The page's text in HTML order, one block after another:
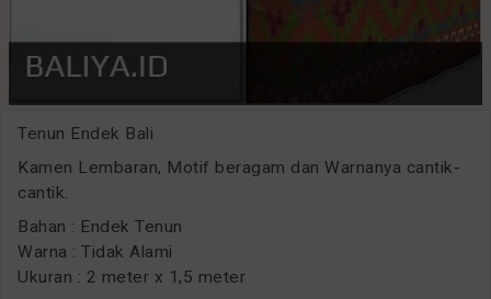
Tenun Endek Bali
Kamen Lembaran, Motif beragam dan Warnanya cantik-
cantik.
Bahan : Endek Tenun
Warna : Tidak Alami
Ukuran : 2 meter x 1,5 meter